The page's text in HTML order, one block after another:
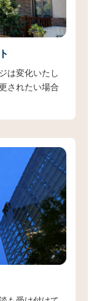
は変化いたし
されたい場合